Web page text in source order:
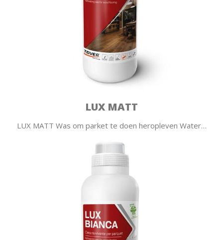
LUX MATT
LUX MATT Was om parket te doen heropleven Water…